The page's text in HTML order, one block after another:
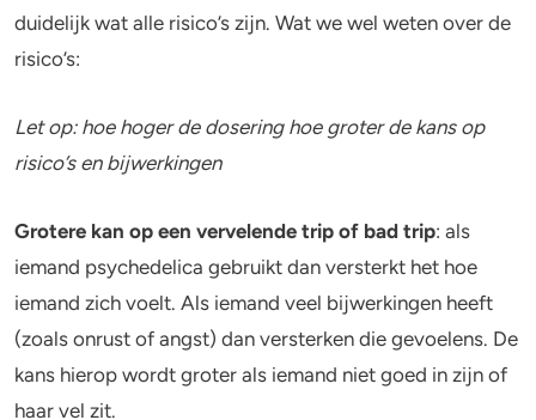
duidelijk wat alle risico’s zijn. Wat we wel weten over de
risico’s:
Let op: hoe hoger de dosering hoe groter de kans op
risico’s en bijwerkingen
Grotere kan op een vervelende trip of bad trip: als
iemand psychedelica gebruikt dan versterkt het hoe
iemand zich voelt. Als iemand veel bijwerkingen heeft
(zoals onrust of angst) dan versterken die gevoelens. De
kans hierop wordt groter als iemand niet goed in zijn of
haar vel zit.